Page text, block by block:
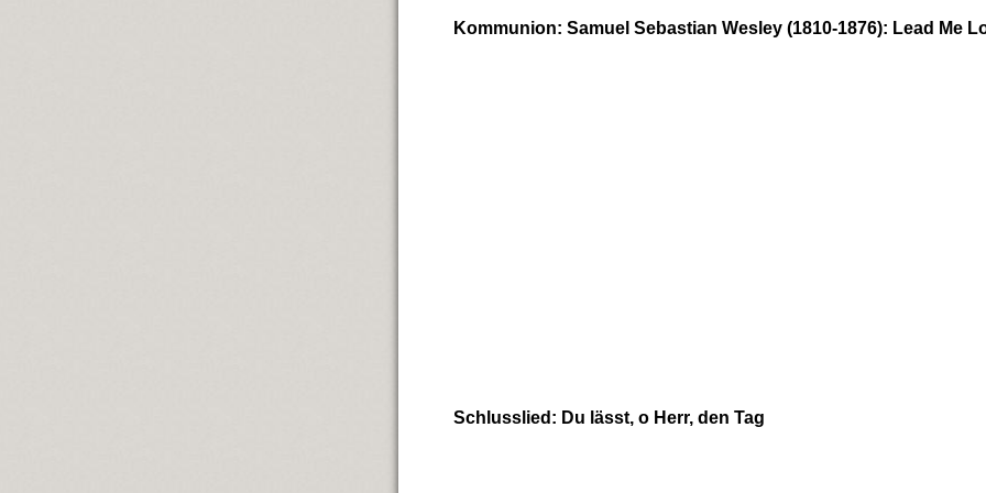
Kommunion: Samuel Sebastian Wesley (1810-1876): Lead Me
Schlusslied: Du lässt, o Herr, den Tag